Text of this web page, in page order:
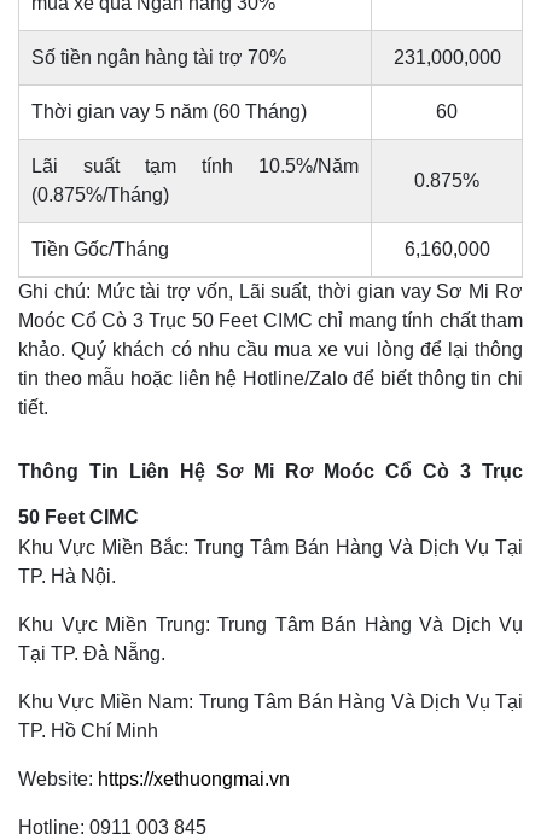
Số tiền ngân hàng tài trợ 70% 231,000,000
Thời gian vay 5 năm (60 Tháng) 60
Lãi suất tạm tính 10.5%/Năm
(0.875%/Tháng)
0.875%
Tiền Gốc/Tháng 6,160,000
Ghi chú: Mức tài trợ vốn, Lãi suất, thời gian vay Sơ Mi Rơ
Moóc Cổ Cò 3 Trục 50 Feet CIMC chỉ mang tính chất tham
khảo. Quý khách có nhu cầu mua xe vui lòng để lại thông
tin theo mẫu hoặc liên hệ Hotline/Zalo để biết thông tin chi
tiết.
Thông Tin Liên Hệ Sơ Mi Rơ Moóc Cổ Cò 3 Trục
50 Feet CIMC
Khu Vực Miền Bắc: Trung Tâm Bán Hàng Và Dịch Vụ Tại
TP. Hà Nội.
Khu Vực Miền Trung: Trung Tâm Bán Hàng Và Dịch Vụ
Tại TP. Đà Nẵng.
Khu Vực Miền Nam: Trung Tâm Bán Hàng Và Dịch Vụ Tại
TP. Hồ Chí Minh
Website: https://xethuongmai.vn
Hotline: 0911 003 845